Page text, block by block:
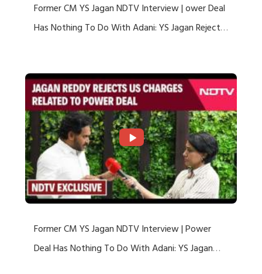
Former CM YS Jagan NDTV Interview | ower Deal
Has Nothing To Do With Adani: YS Jagan Rejects
Former CM YS Jagan NDTV Interview | Power
Deal Has Nothing To Do With Adani: YS Jagan